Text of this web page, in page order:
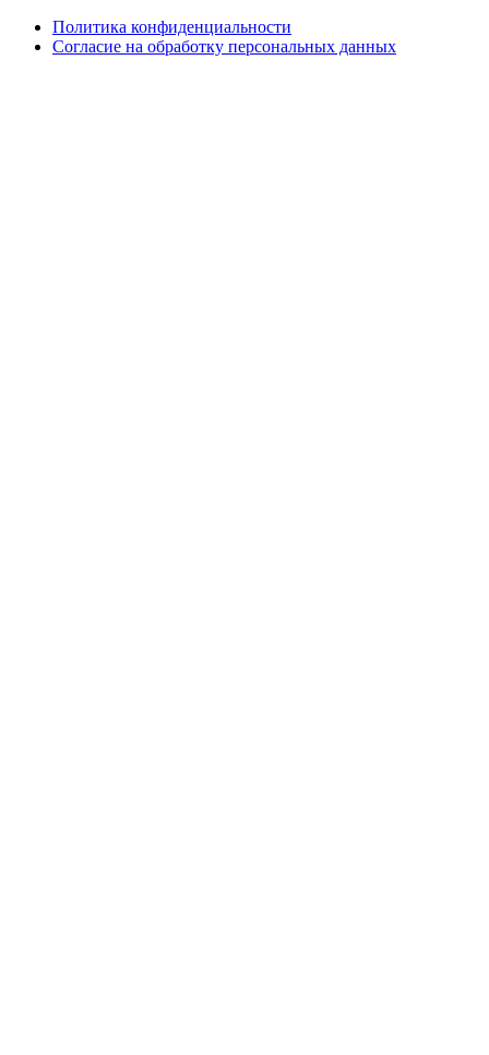
Политика конфиденциальности
Согласие на обработку персональных данных